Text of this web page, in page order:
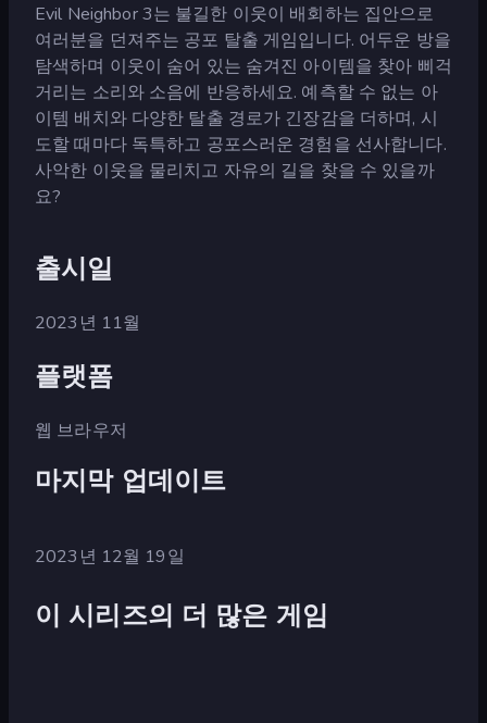
Evil Neighbor 3는 불길한 이웃이 배회하는 집안으로
여러분을 던져주는 공포 탈출 게임입니다. 어두운 방을
탐색하며 이웃이 숨어 있는 숨겨진 아이템을 찾아 삐걱
거리는 소리와 소음에 반응하세요. 예측할 수 없는 아
이템 배치와 다양한 탈출 경로가 긴장감을 더하며, 시
도할 때마다 독특하고 공포스러운 경험을 선사합니다.
사악한 이웃을 물리치고 자유의 길을 찾을 수 있을까
요?
출시일
2023년 11월
플랫폼
웹 브라우저
마지막 업데이트
2023년 12월 19일
이 시리즈의 더 많은 게임